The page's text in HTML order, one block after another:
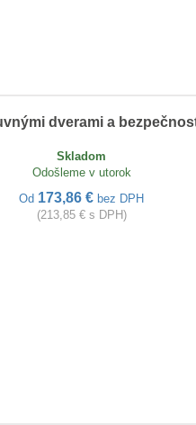
dverami a
Skladom
Odošleme v utorok
Od 173,86 € bez DPH
(213,85 € s DPH)